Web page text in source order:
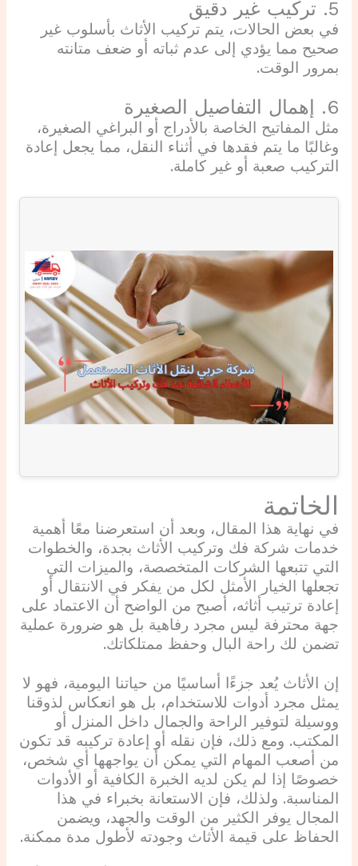
5. تركيب غير دقيق
في بعض الحالات، يتم تركيب الأثاث بأسلوب غير
صحيح مما يؤدي إلى عدم ثباته أو ضعف متانته
بمرور الوقت.
6. إهمال التفاصيل الصغيرة
مثل المفاتيح الخاصة بالأدراج أو البراغي الصغيرة،
وغالبًا ما يتم فقدها في أثناء النقل، مما يجعل إعادة
التركيب صعبة أو غير كاملة.
الخاتمة
في نهاية هذا المقال، وبعد أن استعرضنا معًا أهمية
خدمات شركة فك وتركيب الأثاث بجدة، والخطوات
التي تتبعها الشركات المتخصصة، والميزات التي
تجعلها الخيار الأمثل لكل من يفكر في الانتقال أو
إعادة ترتيب أثاثه، أصبح من الواضح أن الاعتماد على
جهة محترفة ليس مجرد رفاهية بل هو ضرورة عملية
تضمن لك راحة البال وحفظ ممتلكاتك.
إن الأثاث يُعد جزءًا أساسيًا من حياتنا اليومية، فهو لا
يمثل مجرد أدوات للاستخدام، بل هو انعكاس لذوقنا
ووسيلة لتوفير الراحة والجمال داخل المنزل أو
المكتب. ومع ذلك، فإن نقله أو إعادة تركيبه قد تكون
من أصعب المهام التي يمكن أن يواجهها أي شخص،
خصوصًا إذا لم يكن لديه الخبرة الكافية أو الأدوات
المناسبة. ولذلك، فإن الاستعانة بخبراء في هذا
المجال يوفر الكثير من الوقت والجهد، ويضمن
الحفاظ على قيمة الأثاث وجودته لأطول مدة ممكنة.